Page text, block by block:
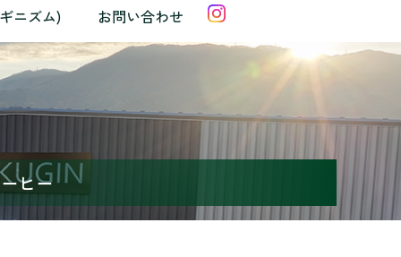
ニズム) お問い合わせ
ヒー